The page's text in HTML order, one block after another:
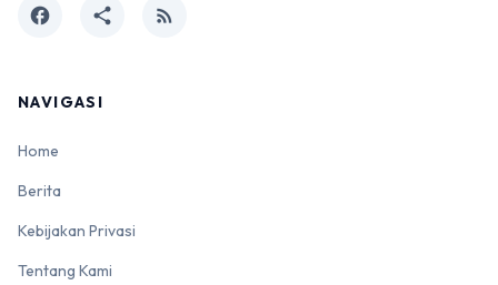
facebook share rss_feed
NAVIGASI
Home
Berita
Kebijakan Privasi
Tentang Kami